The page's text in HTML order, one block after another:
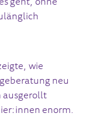
geht, ohne
wie
neu
ausgerollt
enorm.